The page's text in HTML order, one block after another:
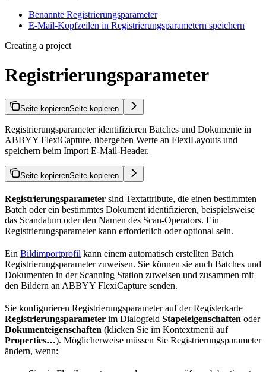
Benannte Registrierungsparameter
E-Mail-Kopfzeilen in Registrierungsparametern speichern
Creating a project
Registrierungsparameter
Seite kopierenSeite kopieren
Registrierungsparameter identifizieren Batches und Dokumente in
ABBYY FlexiCapture, übergeben Werte an FlexiLayouts und
speichern beim Import E-Mail-Header.
Seite kopierenSeite kopieren
Registrierungsparameter sind Textattribute, die einen bestimmten
Batch oder ein bestimmtes Dokument identifizieren, beispielsweise
das Scandatum oder den Namen des Scan-Operators. Ein
Registrierungsparameter kann erforderlich oder optional sein.
Ein Bildimportprofil kann einem automatisch erstellten Batch
Registrierungsparameter zuweisen. Sie können sie auch Batches und
Dokumenten in der Scanning Station zuweisen und zusammen mit
den Bildern an ABBYY FlexiCapture senden.
Sie konfigurieren Registrierungsparameter auf der Registerkarte
Registrierungsparameter im Dialogfeld Stapeleigenschaften oder
Dokumenteigenschaften (klicken Sie im Kontextmenü auf
Properties…). Möglicherweise müssen Sie Registrierungsparameter
ändern, wenn: